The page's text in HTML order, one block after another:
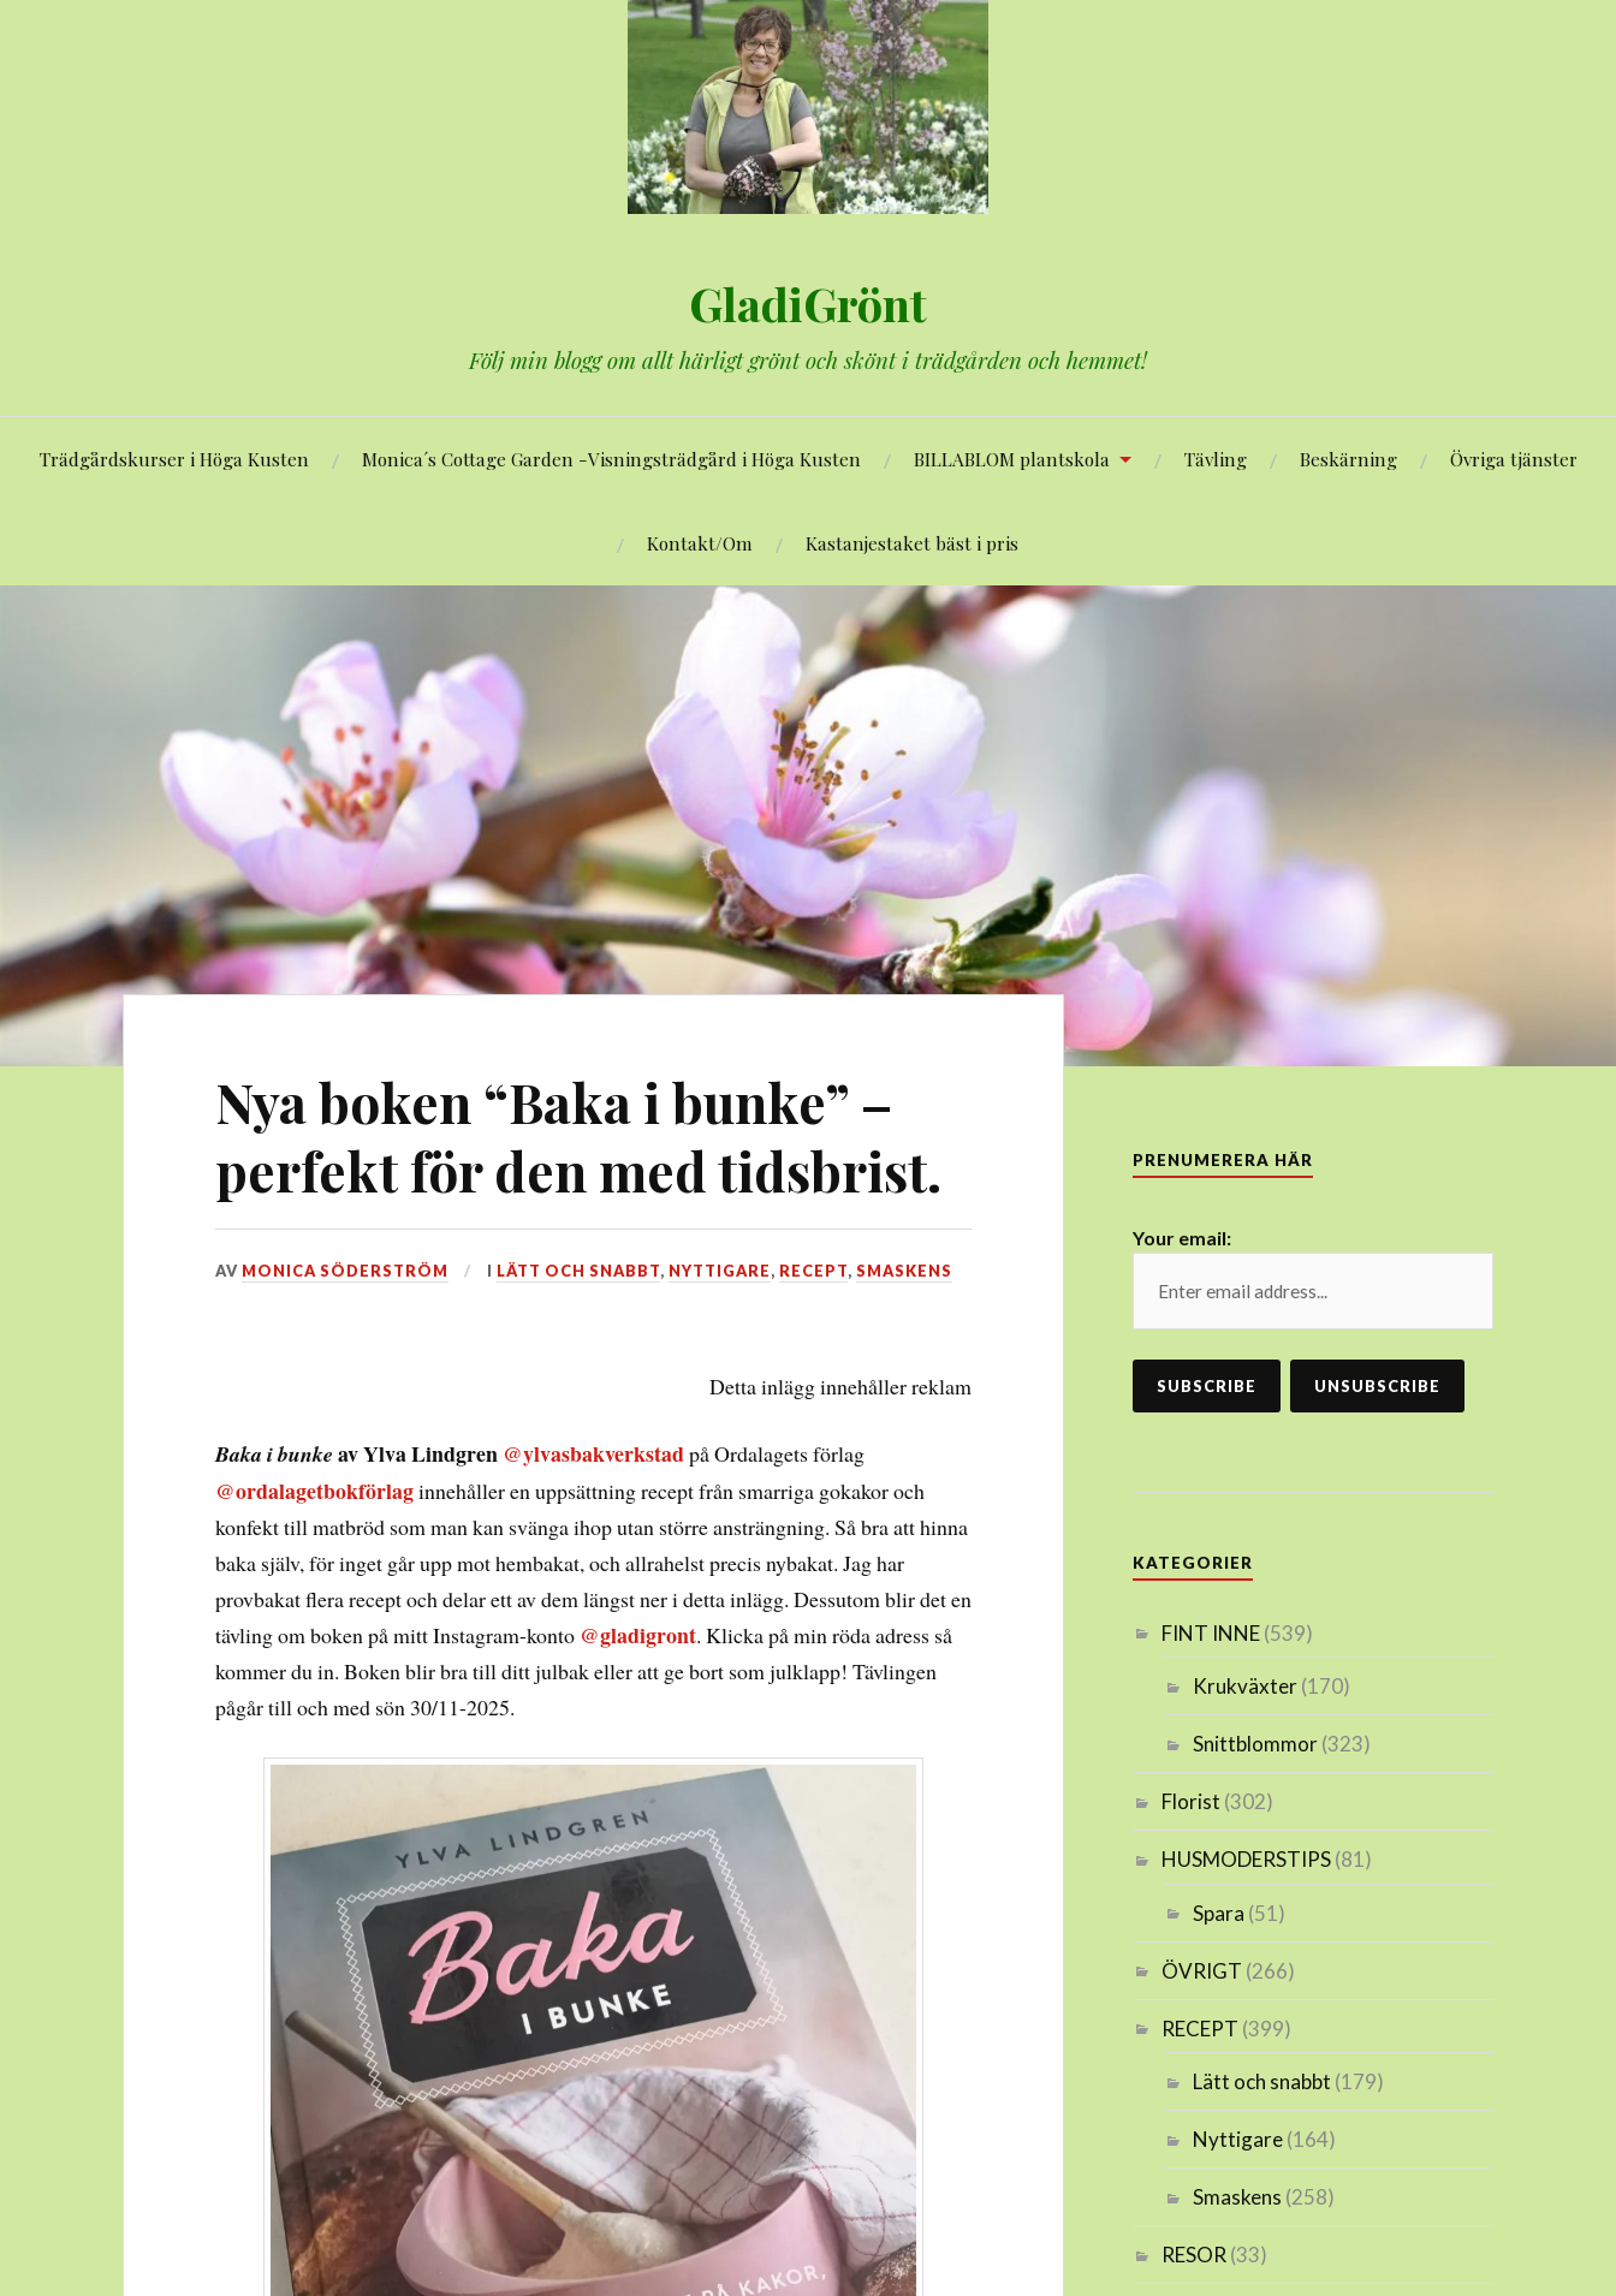
GladiGrönt
Följ min blogg om allt härligt grönt och skönt i trädgården och hemmet!
Trädgårdskurser i Höga Kusten Monica´s Cottage Garden -Visningsträdgård i Höga Kusten BILLABLOM plantskola Tävling Beskärning Övriga tjänster
Kontakt/Om Kastanjestaket bäst i pris
Nya boken “Baka i bunke” –
perfekt för den med tidsbrist.
DEN
AV MONICA SÖDERSTRÖM I LÄTT OCH SNABBT, NYTTIGARE, RECEPT, SMASKENS
Detta inlägg innehåller reklam
Baka i bunkeav Ylva Lindgren @ylvasbakverkstadpå Ordalagets förlag
@ordalagetbokförlaginnehåller en uppsättning recept från smarriga gokakor och
konfekt till matbröd som man kan svänga ihop utan större ansträngning. Så bra att hinna
baka själv, för inget går upp mot hembakat, och allrahelst precis nybakat. Jag har
provbakat flera recept och delar ett av dem längst ner i detta inlägg. Dessutom blir det en
tävling om boken på mitt Instagram-konto @gladigront. Klicka på min röda adress så
kommer du in. Boken blir bra till ditt julbak eller att ge bort som julklapp! Tävlingen
pågår till och med sön 30/11-2025.
PRENUMERERA HÄR
Your email:
KATEGORIER
FINT INNE(539)
Krukväxter(170)
Snittblommor(323)
Florist (302)
HUSMODERSTIPS(81)
Spara (51)
ÖVRIGT (266)
RECEPT (399)
Lätt och snabbt (179)
Nyttigare(164)
Smaskens (258)
RESOR (33)